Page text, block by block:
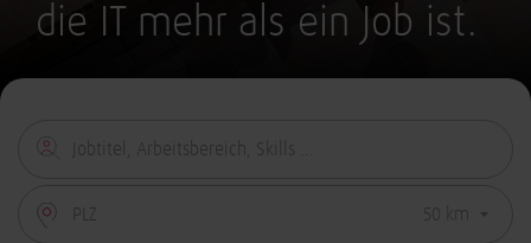
die IT mehr als ein Job ist.